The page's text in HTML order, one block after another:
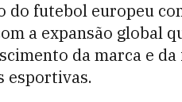
do futebol europeu
a expansão global
da marca e
esportivas.